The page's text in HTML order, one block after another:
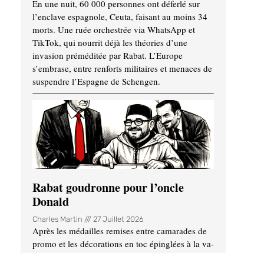
En une nuit, 60 000 personnes ont déferlé sur
l’enclave espagnole, Ceuta, faisant au moins 34
morts. Une ruée orchestrée via WhatsApp et
TikTok, qui nourrit déjà les théories d’une
invasion préméditée par Rabat. L’Europe
s’embrase, entre renforts militaires et menaces de
suspendre l’Espagne de Schengen.
Rabat goudronne pour l’oncle
Donald
Charles Martin 27 Juillet 2026
Après les médailles remises entre camarades de
promo et les décorations en toc épinglées à la va-